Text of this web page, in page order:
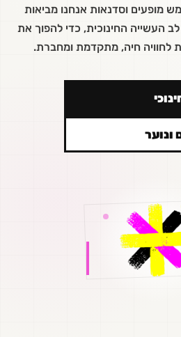
מופעים וסדנאות אנחנו מביאות
העשייה החינוכית, כדי להפוך את
לחוויה חיה, מתקדמת ומחברת.
ונוער